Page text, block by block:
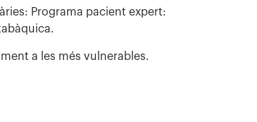
Programa pacient expert:
a les més vulnerables.